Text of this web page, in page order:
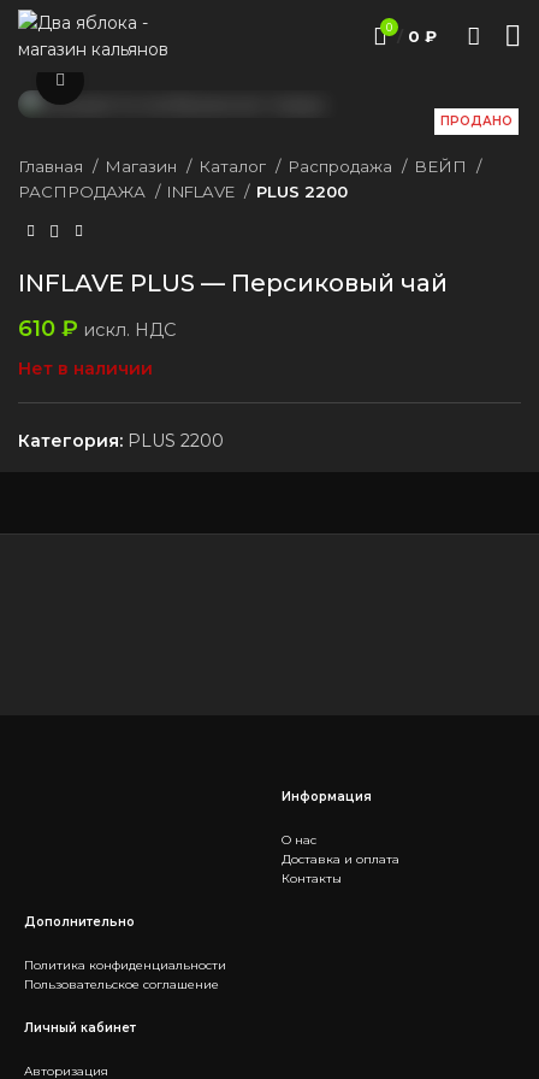
0 / 0 ₽
ПРОДАНО
Главная Магазин Каталог Распродажа
ВЕЙП
РАСПРОДАЖА
INFLAVE PLUS 2200
INFLAVE PLUS — Персиковый чай
610 ₽ искл. НДС
Нет в наличии
Категория: PLUS 2200
Информация
О нас
Доставка и оплата
Контакты
Дополнительно
Политика конфиденциальности
Пользовательское соглашение
Личный кабинет
Авторизация